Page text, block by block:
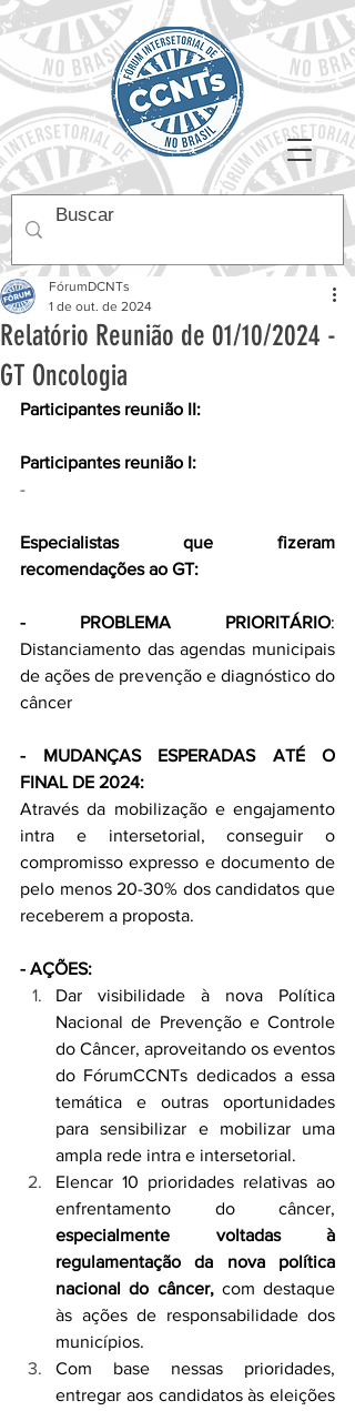
Relatório Reunião de 01/10/2024 -
GT Oncologia
FórumDCNTs
1 de out. de 2024
Participantes reunião II:
Participantes reunião I:
-
Especialistas que fizeram
recomendações ao GT:
- PROBLEMA PRIORITÁRIO:
Distanciamento das agendas municipais
de ações de prevenção e diagnóstico do
câncer
- MUDANÇAS ESPERADAS ATÉ O
FINAL DE 2024:
Através da mobilização e engajamento
intra e intersetorial, conseguir o
compromisso expresso e documento de
pelo menos 20-30% dos candidatos que
receberem a proposta.
- AÇÕES:
Dar visibilidade à nova Política
Nacional de Prevenção e Controle
do Câncer, aproveitando os eventos
do FórumCCNTs dedicados a essa
temática e outras oportunidades
para sensibilizar e mobilizar uma
ampla rede intra e intersetorial.
Elencar 10 prioridades relativas ao
especialmente voltadas à
regulamentação da nova política
nacional do câncer, com destaque
às ações de responsabilidade dos
municípios.
Com base nessas prioridades,
entregar aos candidatos às eleições